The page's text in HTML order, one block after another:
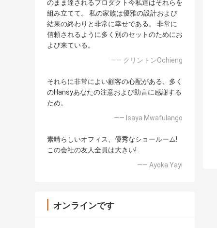
のまま達されるプロダクト今私達はそれらを
組み立てて。 私の家族は優雅の設計および
結果の終わりと非常に幸せである。 非常に
信頼されるように多く別のセットのためにお
よび来ている。
—— クリントンOchieng
それらに非常によい顧客の心配がある、多く
のHansyあなたの注意および助言に感謝する
ため。
—— Isaya Mwafulango
素晴らしいオフィス、優秀なショールーム!
この会社の友人全員は大きい!
—— Ayoka Yayi
オンラインです